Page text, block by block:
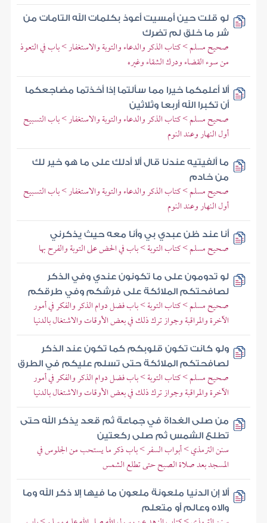
لو قلت حين أمسيت أعوذ بكلمات الله التامات من
شر ما خلق لم تضرك
صحيح مسلم > كتاب الذكر والدعاء والتوبة والاستغفار > باب في التعوذ
من سوء القضاء ودرك الشقاء وغيره
ألا أعلمكما خيرا مما سألتما إذا أخذتما مضاجعكما
أن تكبرا الله أربعا وثلاثين
صحيح مسلم > كتاب الذكر والدعاء والتوبة والاستغفار > باب التسبيح
أول النهار وعند النوم
ما ألفيتيه عندنا قال ألا أدلك على ما هو خير لك
من خادم
صحيح مسلم > كتاب الذكر والدعاء والتوبة والاستغفار > باب التسبيح
أول النهار وعند النوم
أنا عند ظن عبدي بي وأنا معه حيث يذكرني
صحيح مسلم > كتاب التوبة > باب في الحض على التوبة والفرح بها
لو تدومون على ما تكونون عندي وفي الذكر
لصافحتكم الملائكة على فرشكم وفي طرقكم
صحيح مسلم > كتاب التوبة > باب فضل دوام الذكر والفكر في أمور
الآخرة والمراقبة وجواز ترك ذلك في بعض الأوقات والاشتغال بالدنيا
ولو كانت تكون قلوبكم كما تكون عند الذكر
لصافحتكم الملائكة حتى تسلم عليكم في الطرق
صحيح مسلم > كتاب التوبة > باب فضل دوام الذكر والفكر في أمور
الآخرة والمراقبة وجواز ترك ذلك في بعض الأوقات والاشتغال بالدنيا
من صلى الغداة في جماعة ثم قعد يذكر الله حتى
تطلع الشمس ثم صلى ركعتين
سنن الترمذي > أبواب السفر > باب ذكر ما يستحب من الجلوس في
المسجد بعد صلاة الصبح حتى تطلع الشمس
ألا إن الدنيا ملعونة ملعون ما فيها إلا ذكر الله وما
والاه وعالم أو متعلم